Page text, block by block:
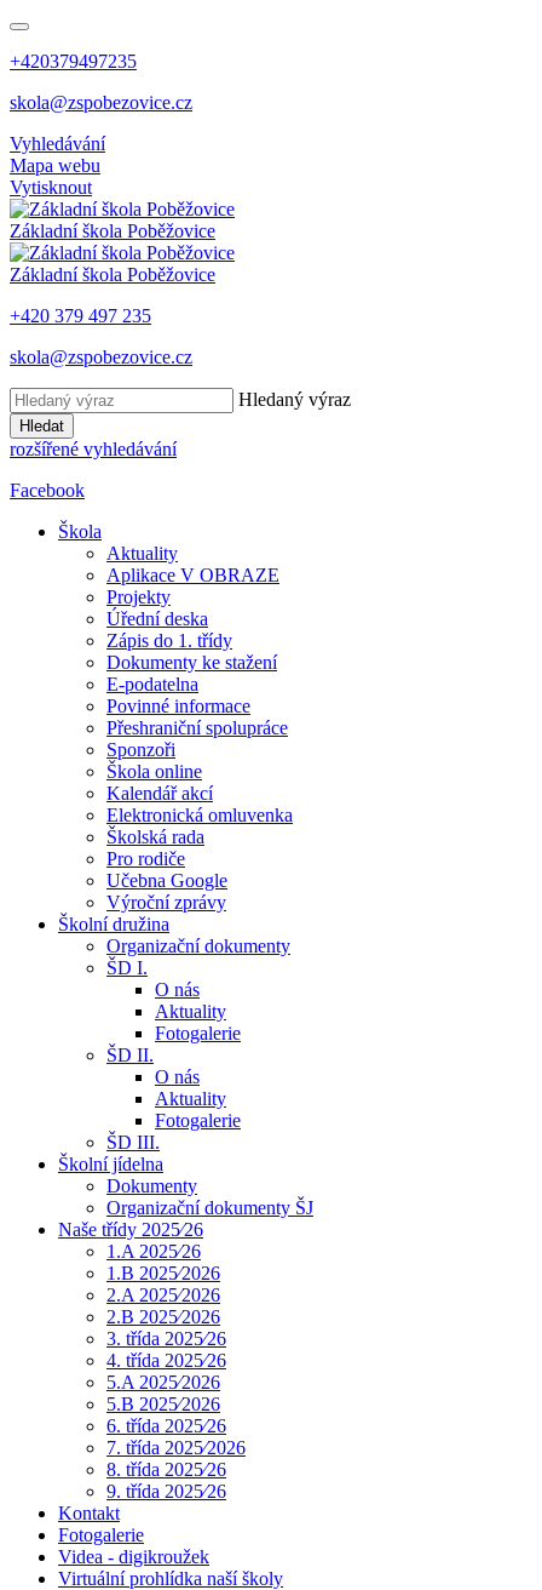
+420379497235
skola@zspobezovice.cz
Vyhledávání
Mapa webu
Vytisknout
Základní škola Poběžovice
Základní škola Poběžovice
+420 379 497 235
skola@zspobezovice.cz
Hledaný výraz
Hledat
rozšířené vyhledávání
Facebook
Škola
Aktuality
Aplikace V OBRAZE
Projekty
Úřední deska
Zápis do 1. třídy
Dokumenty ke stažení
E-podatelna
Povinné informace
Přeshraniční spolupráce
Sponzoři
Škola online
Kalendář akcí
Elektronická omluvenka
Školská rada
Pro rodiče
Učebna Google
Výroční zprávy
Školní družina
Organizační dokumenty
ŠD I.
O nás
Aktuality
Fotogalerie
ŠD II.
O nás
Aktuality
Fotogalerie
ŠD III.
Školní jídelna
Dokumenty
Organizační dokumenty ŠJ
Naše třídy 2025⁄26
1.A 2025⁄26
1.B 2025⁄2026
2.A 2025⁄2026
2.B 2025⁄2026
3. třída 2025⁄26
4. třída 2025⁄26
5.A 2025⁄2026
5.B 2025⁄2026
6. třída 2025⁄26
7. třída 2025⁄2026
8. třída 2025⁄26
9. třída 2025⁄26
Kontakt
Fotogalerie
Videa - digikroužek
Virtuální prohlídka naší školy